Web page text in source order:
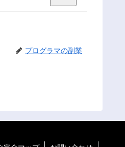
プログラマの副業